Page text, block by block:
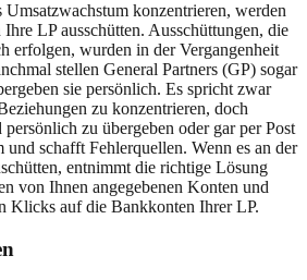
Umsatzwachstum konzentrieren, werden
LP ausschütten. Ausschüttungen, die
erfolgen, wurden in der Vergangenheit
stellen General Partners (GP) sogar
sie persönlich. Es spricht zwar
zu konzentrieren, doch
persönlich zu übergeben oder gar per Post
und schafft Fehlerquellen. Wenn es an der
entnimmt die richtige Lösung
von Ihnen angegebenen Konten und
Klicks auf die Bankkonten Ihrer LP.